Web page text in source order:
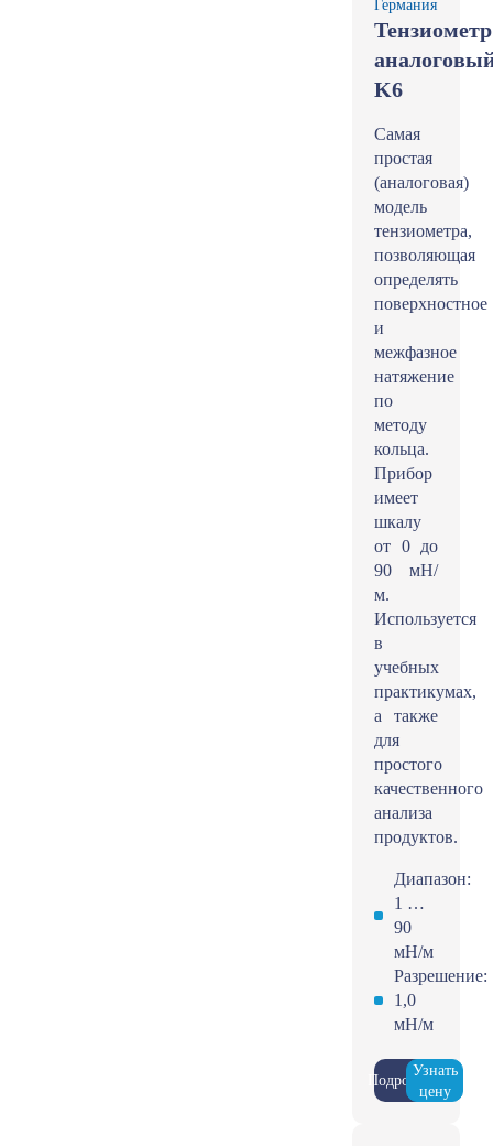
Германия
Тензиометр
K6
Самая
простая
(аналоговая)
модель
тензиометра,
позволяющая
определять
поверхностное
и
межфазное
натяжение
по
методу
кольца.
Прибор
имеет
шкалу
от 0 до
90 мН/
м.
Используется
в
учебных
практикумах,
а также
для
простого
качественного
анализа
продуктов.
Диапазон:
1 …
90
мН/м
Разрешение:
1,0
мН/м
Подробнее
Узнать
цену